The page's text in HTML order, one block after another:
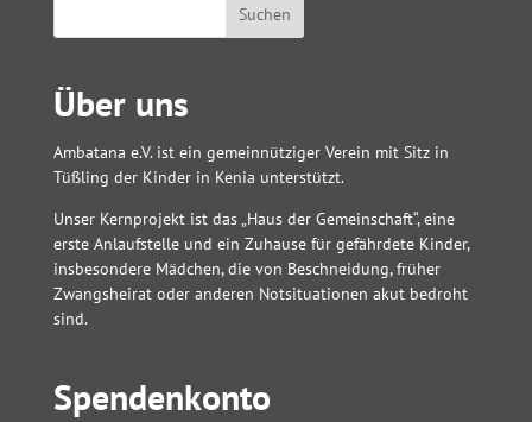
Über uns
Ambatana e.V. ist ein gemeinnütziger Verein mit Sitz in
Tüßling der Kinder in Kenia unterstützt.
Unser Kernprojekt ist das „Haus der Gemeinschaft“, eine
erste Anlaufstelle und ein Zuhause für gefährdete Kinder,
insbesondere Mädchen, die von Beschneidung, früher
Zwangsheirat oder anderen Notsituationen akut bedroht
sind.
Spendenkonto